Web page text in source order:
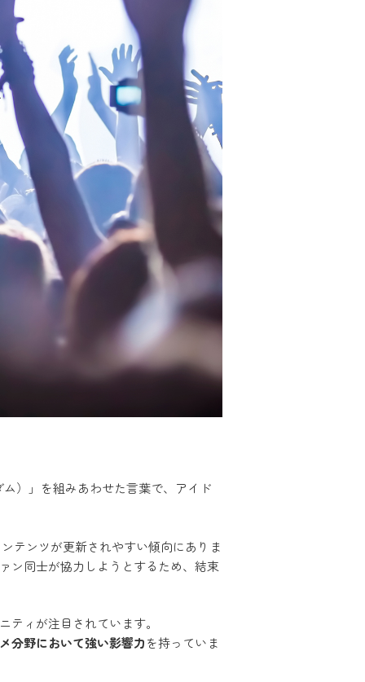
）」を組みあわせた言葉で、アイド
テンツが更新されやすい傾向にありま
ン同士が協力しようとするため、結束
ィが注目されています。
分野において強い影響力を持っていま